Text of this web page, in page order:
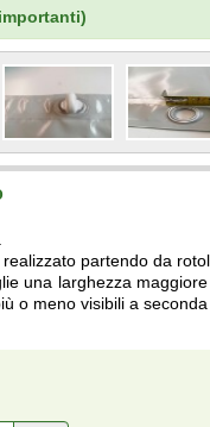
partendo da
una larghezza
o meno visibili a